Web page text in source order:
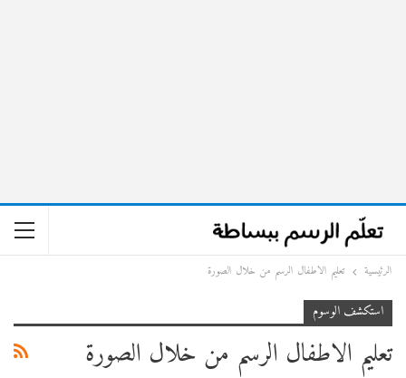
الرئيسية تعليم الاطفال الرسم من خلال الصورة
استكشف الوسوم
تعليم الاطفال الرسم من خلال الصورة